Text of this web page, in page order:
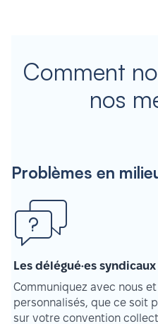
Comment
nos
Problèmes en
Les délégué·es
Communiquez avec nous
personnalisés, que ce soit
sur votre convention